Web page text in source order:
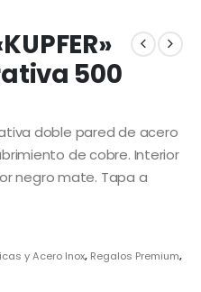
500
doble pared de acero
de cobre. Interior
negro mate. Tapa a
y Acero Inox, Regalos Premium,